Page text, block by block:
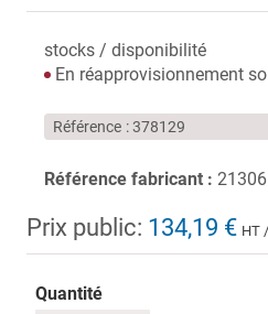
stocks / disponibilité
En réapprovisionnement
Référence 378129
Référence fabricant :
Prix public: 134,19 € HT
Quantité